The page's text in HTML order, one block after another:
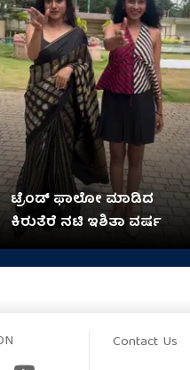
ಟ್ರೆಂಡ್​​ ಫಾಲೋ ಮಾಡಿದ
ಕಿರುತೆರೆ ನಟಿ ಇಶಿತಾ ವರ್ಷ
Contact Us